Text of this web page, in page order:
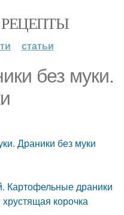
статьи
без муки.
Драники без муки
Картофельные драники
корочка